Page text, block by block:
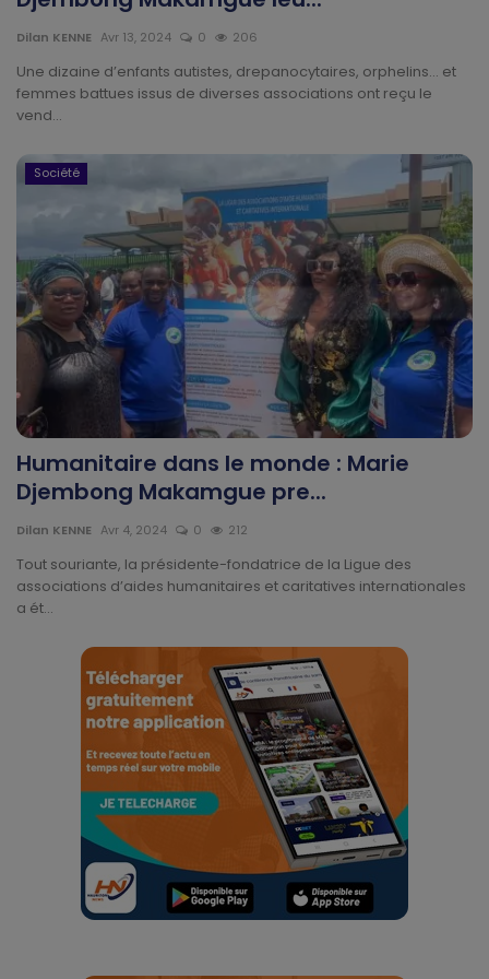
Technologie
Motivation
Politique
Articles Sponsorisés
Education
Santé
Économie
Sport
Culture
Divers
Actu People
Voyages
Blagues
Dilan KENNE Avr 13, 2024 0 206
Une dizaine d’enfants autistes, drepanocytaires, orphelins… et
femmes battues issus de diverses associations ont reçu le
vend...
Société
Humanitaire dans le monde : Marie
Djembong Makamgue pre...
Dilan KENNE Avr 4, 2024 0 212
Tout souriante, la présidente-fondatrice de la Ligue des
associations d’aides humanitaires et caritatives internationales
a ét...